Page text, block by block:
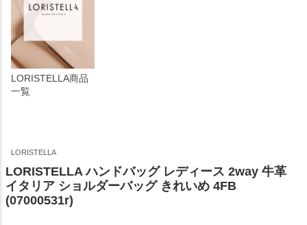
LORISTELLA商品
一覧
LORISTELLA
LORISTELLA ハンドバッグ レディース 2way 牛革
イタリア ショルダーバッグ きれいめ 4FB
(07000531r)